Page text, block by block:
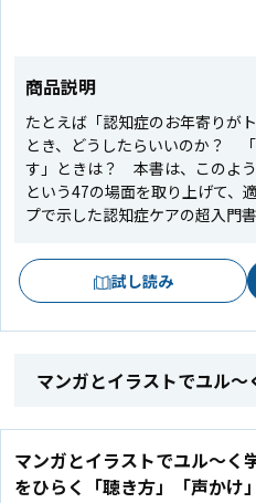
商品説明
たとえば「認知症のお年寄りが
とき、どうしたらいいのか？
す」ときは？ 本書は、このよう
という47の場面を取り上げて、
プで示した認知症ケアの超入門書
試し読み
マンガとイラストでユル
マンガとイラストでユル～
をひらく「聴き方」「声かけ